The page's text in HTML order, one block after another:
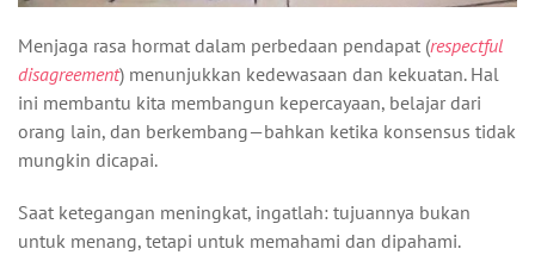
Menjaga rasa hormat dalam perbedaan pendapat (respectful
disagreement) menunjukkan kedewasaan dan kekuatan. Hal
ini membantu kita membangun kepercayaan, belajar dari
orang lain, dan berkembang—bahkan ketika konsensus tidak
mungkin dicapai.
Saat ketegangan meningkat, ingatlah: tujuannya bukan
untuk menang, tetapi untuk memahami dan dipahami.